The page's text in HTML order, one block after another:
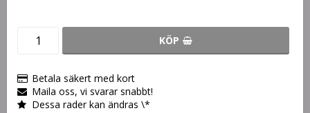
KÖP
Betala säkert med kort
Maila oss, vi svarar snabbt!
Dessa rader kan ändras \*